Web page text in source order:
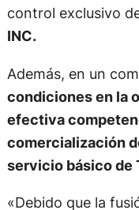
control exclusivo
INC.
Además, en un
condiciones en la
efectiva
comercialización
servicio básico de
«Debido que la